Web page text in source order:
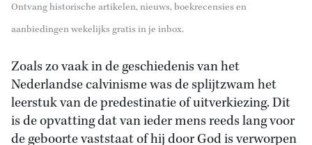
Ontvang historische artikelen, nieuws, boekrecensies en
aanbiedingen wekelijks gratis in je inbox.
Zoals zo vaak in de geschiedenis van het
Nederlandse calvinisme was de splijtzwam het
leerstuk van de predestinatie of uitverkiezing. Dit
is de opvatting dat van ieder mens reeds lang voor
de geboorte vaststaat of hij door God is verworpen